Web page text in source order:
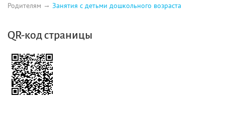
Родителям
Занятия с детьми дошкольного возраста
QR-код страницы